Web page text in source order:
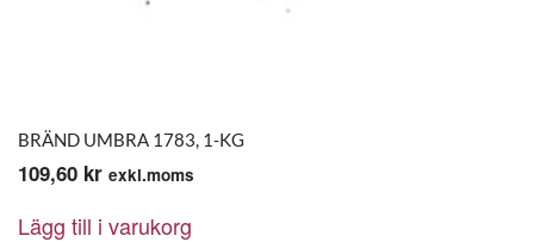
BRÄND UMBRA 1783, 1-KG
109,60 kr exkl.moms
Lägg till i varukorg